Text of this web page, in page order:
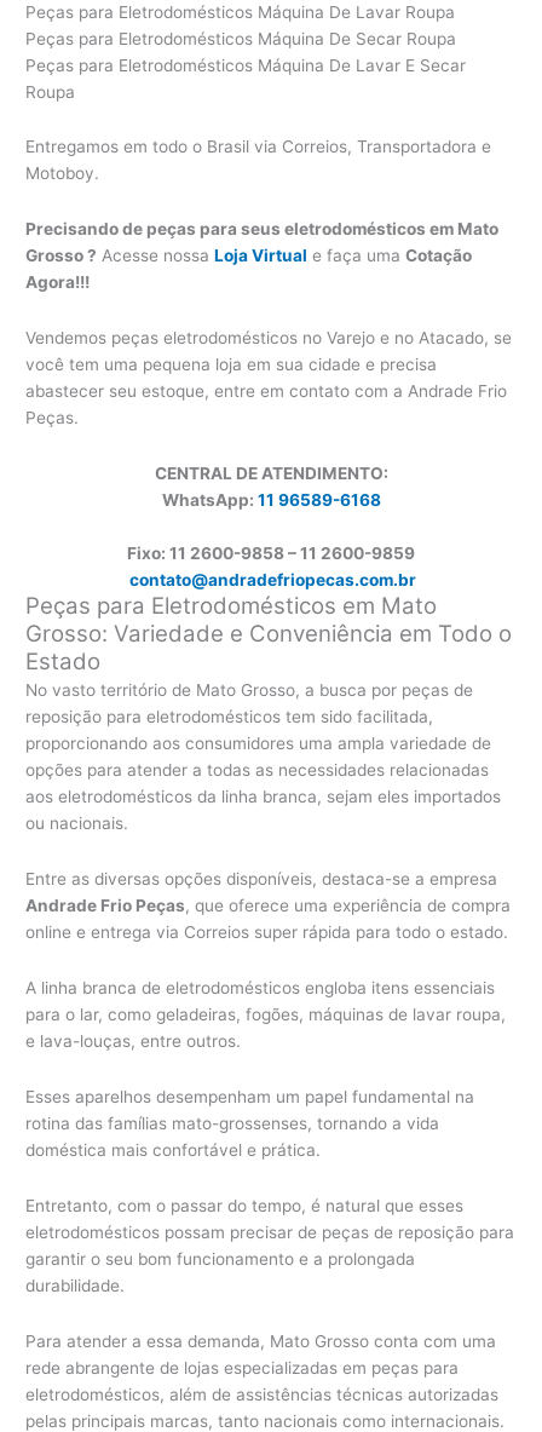
Peças para Eletrodomésticos Máquina De Lavar Roupa
Peças para Eletrodomésticos Máquina De Secar Roupa
Peças para Eletrodomésticos Máquina De Lavar E Secar
Roupa
Entregamos em todo o Brasil via Correios, Transportadora e
Motoboy.
Precisando de peças para seus eletrodomésticos em Mato
Grosso ? Acesse nossaLoja Virtual e faça umaCotação
Agora!!!
Vendemos peças eletrodomésticos no Varejo e no Atacado, se
você tem uma pequena loja em sua cidade e precisa
abastecer seu estoque, entre em contato com a Andrade Frio
Peças.
CENTRAL DE ATENDIMENTO:
WhatsApp: 11 96589-6168
Fixo: 11 2600-9858 – 11 2600-9859
contato@andradefriopecas.com.br
Peças para Eletrodomésticos em Mato
Grosso: Variedade e Conveniência em Todo o
Estado
No vasto território de Mato Grosso, a busca por peças de
reposição para eletrodomésticos tem sido facilitada,
proporcionando aos consumidores uma ampla variedade de
opções para atender a todas as necessidades relacionadas
aos eletrodomésticos da linha branca, sejam eles importados
ou nacionais.
Entre as diversas opções disponíveis, destaca-se a empresa
Andrade Frio Peças, que oferece uma experiência de compra
online e entrega via Correios super rápida para todo o estado.
A linha branca de eletrodomésticos engloba itens essenciais
para o lar, como geladeiras, fogões, máquinas de lavar roupa,
e lava-louças, entre outros.
Esses aparelhos desempenham um papel fundamental na
rotina das famílias mato-grossenses, tornando a vida
doméstica mais confortável e prática.
Entretanto, com o passar do tempo, é natural que esses
eletrodomésticos possam precisar de peças de reposição para
garantir o seu bom funcionamento e a prolongada
durabilidade.
Para atender a essa demanda, Mato Grosso conta com uma
rede abrangente de lojas especializadas em peças para
eletrodomésticos, além de assistências técnicas autorizadas
pelas principais marcas, tanto nacionais como internacionais.